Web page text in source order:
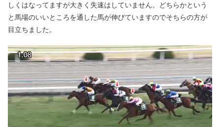
しくはなってますが大きく失速はしていません。どちらかという
と馬場のいいところを通した馬が伸びていますのでそちらの方が
目立ちました。